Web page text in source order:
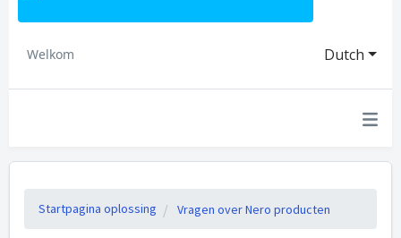
Dutch
Welkom
Startpagina oplossing Vragen over Nero producten